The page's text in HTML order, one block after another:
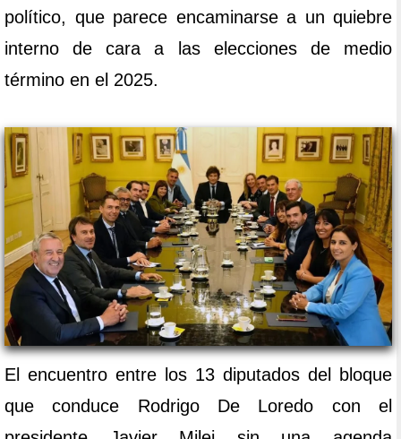
político, que parece encaminarse a un quiebre
interno de cara a las elecciones de medio
término en el 2025.
El encuentro entre los 13 diputados del bloque
que conduce Rodrigo De Loredo con el